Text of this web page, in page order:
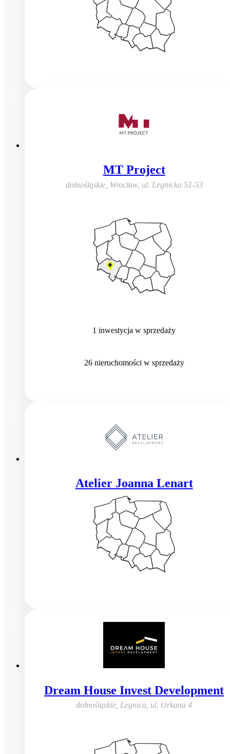
MT Project
dolnośląskie, Wrocław, ul. Legnicka 51-53
1 inwestycja w sprzedaży
26 nieruchomości w sprzedaży
Atelier Joanna Lenart
Dream House Invest Development
dolnośląskie, Legnica ul. Orkana 4